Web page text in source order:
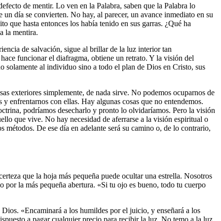
de mentir. Lo ven en la Palabra, saben que la Palabra lo
día se convierten. No hay, al parecer, un avance inmediato en su
que hasta entonces los había tenido en sus garras. ¿Qué ha
la mentira.
de salvación, sigue al brillar de la luz interior tan
funcionar el diafragma, obtiene un retrato. Y la visión del
solamente al individuo sino a todo el plan de Dios en Cristo, sus
exteriores simplemente, de nada sirve. No podemos ocuparnos de
enfrentarnos con ellas. Hay algunas cosas que no entendemos.
podríamos desecharlo y pronto lo olvidaríamos. Pero la visión
que vive. No hay necesidad de aferrarse a la visión espiritual o
De ese día en adelante será su camino o, de lo contrario,
que la hoja más pequeña puede ocultar una estrella. Nosotros
por la más pequeña abertura. «Si tu ojo es bueno, todo tu cuerpo
«Encaminará a los humildes por el juicio, y enseñará a los
a pagar cualquier precio para recibir la luz. No temo a la luz.